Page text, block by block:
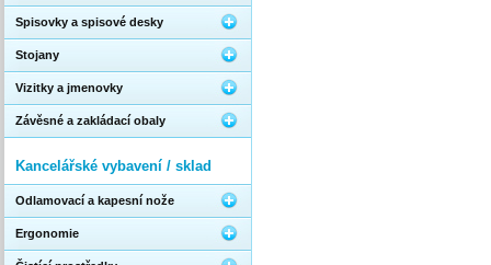
Spisovky a spisové desky
Stojany
Vizitky a jmenovky
Závěsné a zakládací obaly
Kancelářské vybavení / sklad
Odlamovací a kapesní nože
Ergonomie